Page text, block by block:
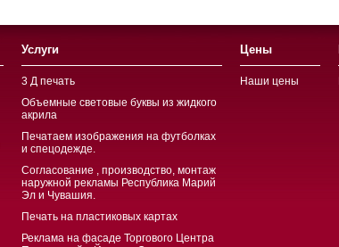
Услуги
3 Д печать
Объемные световые буквы из жидкого
акрила
Печатаем изображения на футболках
и спецодежде.
Согласование , производство, монтаж
наружной рекламы Республика Марий
Эл и Чувашия.
Печать на пластиковых картах
Реклама на фасаде Торгового Центра
Цены
Наши цены